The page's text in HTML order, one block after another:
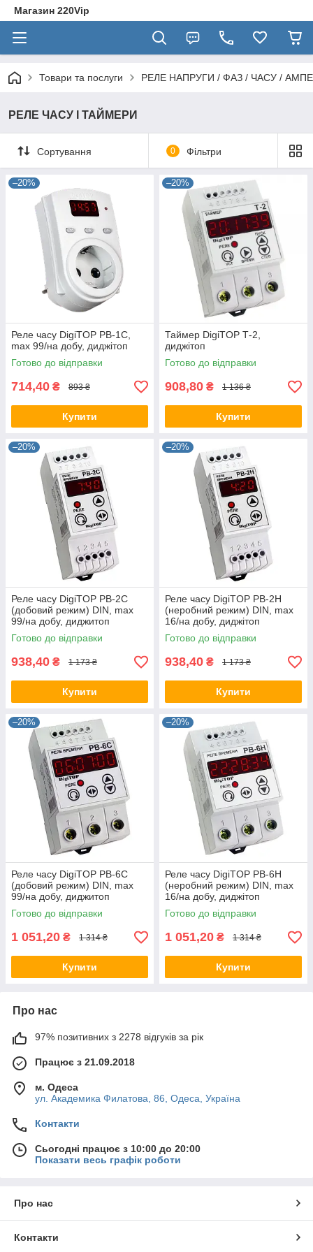
Магазин 220Vip
Товари та послуги РЕЛЕ НАПРУГИ / ФАЗ / ЧАСУ /
РЕЛЕ ЧАСУ І ТАЙМЕРИ
Сортування 0 Фільтри
–20%
Реле часу DigiTOP РВ-1С,
max 99/на добу, диджітоп
Готово до відправки
714,40 ₴ 893 ₴
Купити
–20%
Таймер DigiTOP Т-2,
диджітоп
Готово до відправки
908,80 ₴ 1 136 ₴
Купити
–20%
Реле часу DigiTOP РВ-2С
(добовий режим) DIN, max
99/на добу, диджитоп
Готово до відправки
938,40 ₴ 1 173 ₴
Купити
–20%
Реле часу DigiTOP РВ-2Н
(неробний режим) DIN, max
16/на добу, диджітоп
Готово до відправки
938,40 ₴ 1 173 ₴
Купити
–20%
Реле часу DigiTOP РВ-6С
(добовий режим) DIN, max
99/на добу, диджитоп
Готово до відправки
1 051,20 ₴ 1 314 ₴
Купити
–20%
Реле часу DigiTOP РВ-6Н
(неробний режим) DIN, max
16/на добу, диджітоп
Готово до відправки
1 051,20 ₴ 1 314 ₴
Купити
Про нас
97% позитивних з 2278 відгуків за рік
Працює з 21.09.2018
м. Одеса
ул. Академика Филатова, 86, Одеса, Україна
Контакти
Сьогодні працює з 10:00 до 20:00
Показати весь графік роботи
Про нас
Контакти